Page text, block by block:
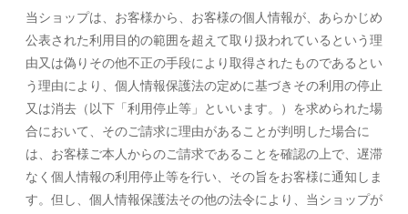
当ショップは、お客様から、お客様の個人情報が、あらかじめ
公表された利用目的の範囲を超えて取り扱われているという理
由又は偽りその他不正の手段により取得されたものであるとい
う理由により、個人情報保護法の定めに基づきその利用の停止
又は消去（以下「利用停止等」といいます。）を求められた場
合において、そのご請求に理由があることが判明した場合に
は、お客様ご本人からのご請求であることを確認の上で、遅滞
なく個人情報の利用停止等を行い、その旨をお客様に通知しま
す。但し、個人情報保護法その他の法令により、当ショップが